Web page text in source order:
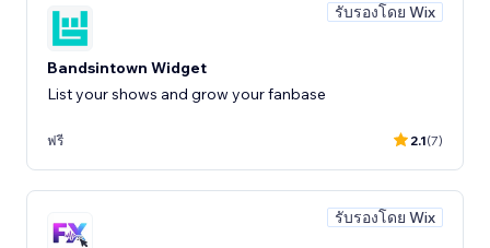
รับรองโดย Wix
Bandsintown Widget
List your shows and grow your fanbase
ฟรี 2.1(7)
รับรองโดย Wix